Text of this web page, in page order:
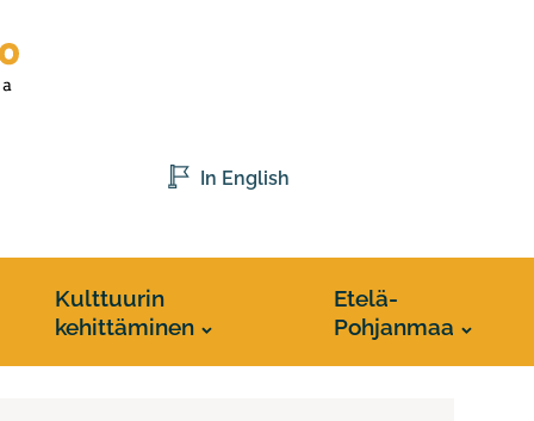
In English
Kulttuurin
kehittäminen
Etelä-
Pohjanmaa